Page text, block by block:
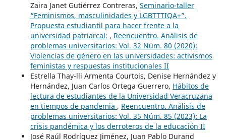
Zaira Janet Gutiérrez Contreras, Seminario-taller
“Feminismos, masculinidades y LGBTTTIQA+”.
Propuesta estudiantil para hacer frente a la
universidad patriarcal: , Reencuentro. Análisis de
problemas universitarios: Vol. 32 Núm. 80 (2020):
Violencias de género en las universidades: activismos
feministas y respuestas institucionales II
Estrella Thay-lli Armenta Courtois, Denise Hernández y
Hernández, Juan Carlos Ortega Guerrero, Hábitos de
lectura de estudiantes de la Universidad Veracruzana
en tiempos de pandemia , Reencuentro. Análisis de
problemas universitarios: Vol. 35 Núm. 85 (2023): La
crisis pandémica y los derroteros de la educación II
José Raúl Rodríguez Jiménez, Juan Pablo Durand